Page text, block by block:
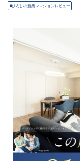
ひろしの新築マンションレビュー